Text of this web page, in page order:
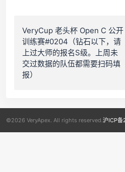
VeryCup 老头杯 Open C 公开
训练赛#0204（钻石以下，请
上过大师的报名S级。上周未
交过数据的队伍都需要扫码填
报）
©2026 VeryApex. All rights reserved. 沪ICP